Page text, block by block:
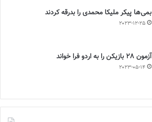
بمی‌ها پیکر ملیکا محمدی را بدرقه کردند
2023-12-25
آزمون 28 بازیکن را به اردو فرا خواند
2023-05-14